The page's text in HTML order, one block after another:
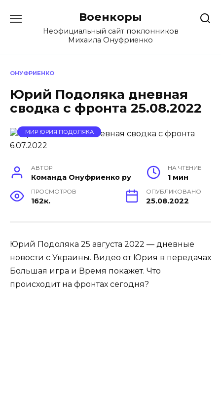
содержанию
Военкоры
Неофициальный сайт поклонников
Михаила Онуфриенко
ОНУФРИЕНКО
Юрий Подоляка дневная
сводка с фронта 25.08.2022
МИР ЮРИЯ ПОДОЛЯКА
АВТОР
Команда Онуфриенко ру
НА ЧТЕНИЕ
1 мин
ПРОСМОТРОВ
162к.
ОПУБЛИКОВАНО
25.08.2022
Юрий Подоляка 25 августа 2022 — дневные
новости с Украины. Видео от Юрия в передачах
Большая игра и Время покажет. Что
происходит на фронтах сегодня?